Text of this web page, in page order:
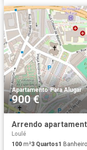
Apartamento·Para Alugar
900 €
Arrendo
Loulé
100 m²3 Quartos1 Banheiro